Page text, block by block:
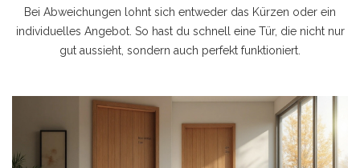
Bei Abweichungen lohnt sich entweder das Kürzen oder ein
individuelles Angebot. So hast du schnell eine Tür, die nicht nur
gut aussieht, sondern auch perfekt funktioniert.